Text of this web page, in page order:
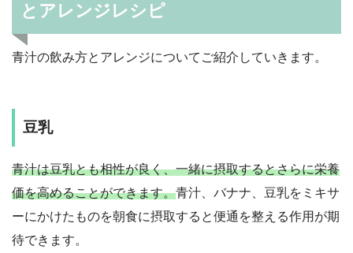
とアレンジレシピ
青汁の飲み方とアレンジについてご紹介していきます。
豆乳
青汁は豆乳とも相性が良く、一緒に摂取するとさらに栄養
価を高めることができます。青汁、バナナ、豆乳をミキサ
ーにかけたものを朝食に摂取すると便通を整える作用が期
待できます。